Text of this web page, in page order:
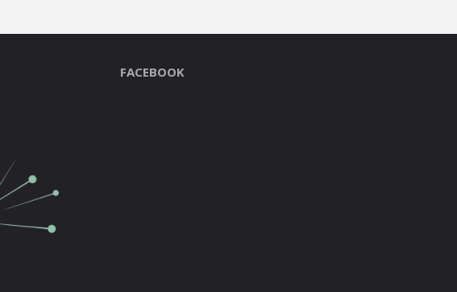
FACEBOOK